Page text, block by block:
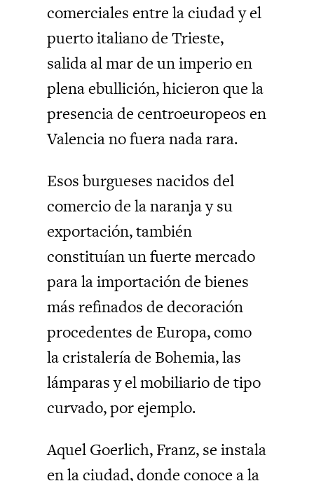
comerciales entre la ciudad y el
puerto italiano de Trieste,
salida al mar de un imperio en
plena ebullición, hicieron que la
presencia de centroeuropeos en
Valencia no fuera nada rara.
Esos burgueses nacidos del
comercio de la naranja y su
exportación, también
constituían un fuerte mercado
para la importación de bienes
más refinados de decoración
procedentes de Europa, como
la cristalería de Bohemia, las
lámparas y el mobiliario de tipo
curvado, por ejemplo.
Aquel Goerlich, Franz, se instala
en la ciudad, donde conoce a la